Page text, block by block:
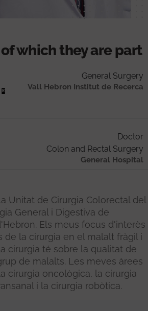
which they are part
General Surgery
Vall Hebron Institut de Recerca
Doctor
Colon and Rectal Surgery
General Hospital
Unitat de Cirurgia Colorectal del
General i Digestiva de
Els meus focus d'interès
de la cirurgia en el malalt fràgil i
cirurgia té sobre la qualitat de
de malalts. Les meves àrees
cirurgia oncològica, la cirurgia
i la cirurgia robòtica.